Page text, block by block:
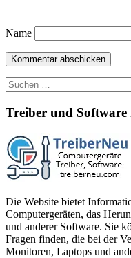
Name
Suchen
nach:
Treiber und
Die Website bietet
Computergeräten, das
und anderer Software. Sie
Fragen finden, die bei der
Monitoren, Laptops und